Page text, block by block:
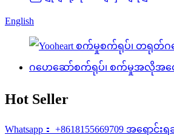
English
Hot Seller
Whatsapp： +8618155669709 အရေ